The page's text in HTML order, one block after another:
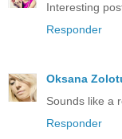
Interesting
Responder
Oksana
Sounds like a
Responder